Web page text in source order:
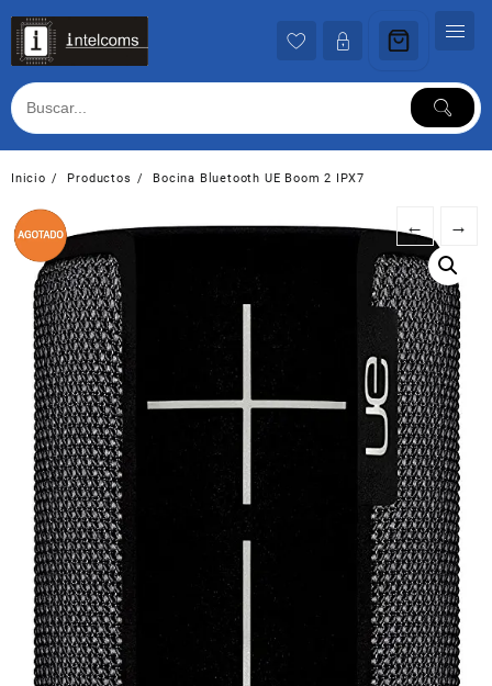
contenido
Inicio Productos Bocina Bluetooth UE Boom 2 IPX7
← →